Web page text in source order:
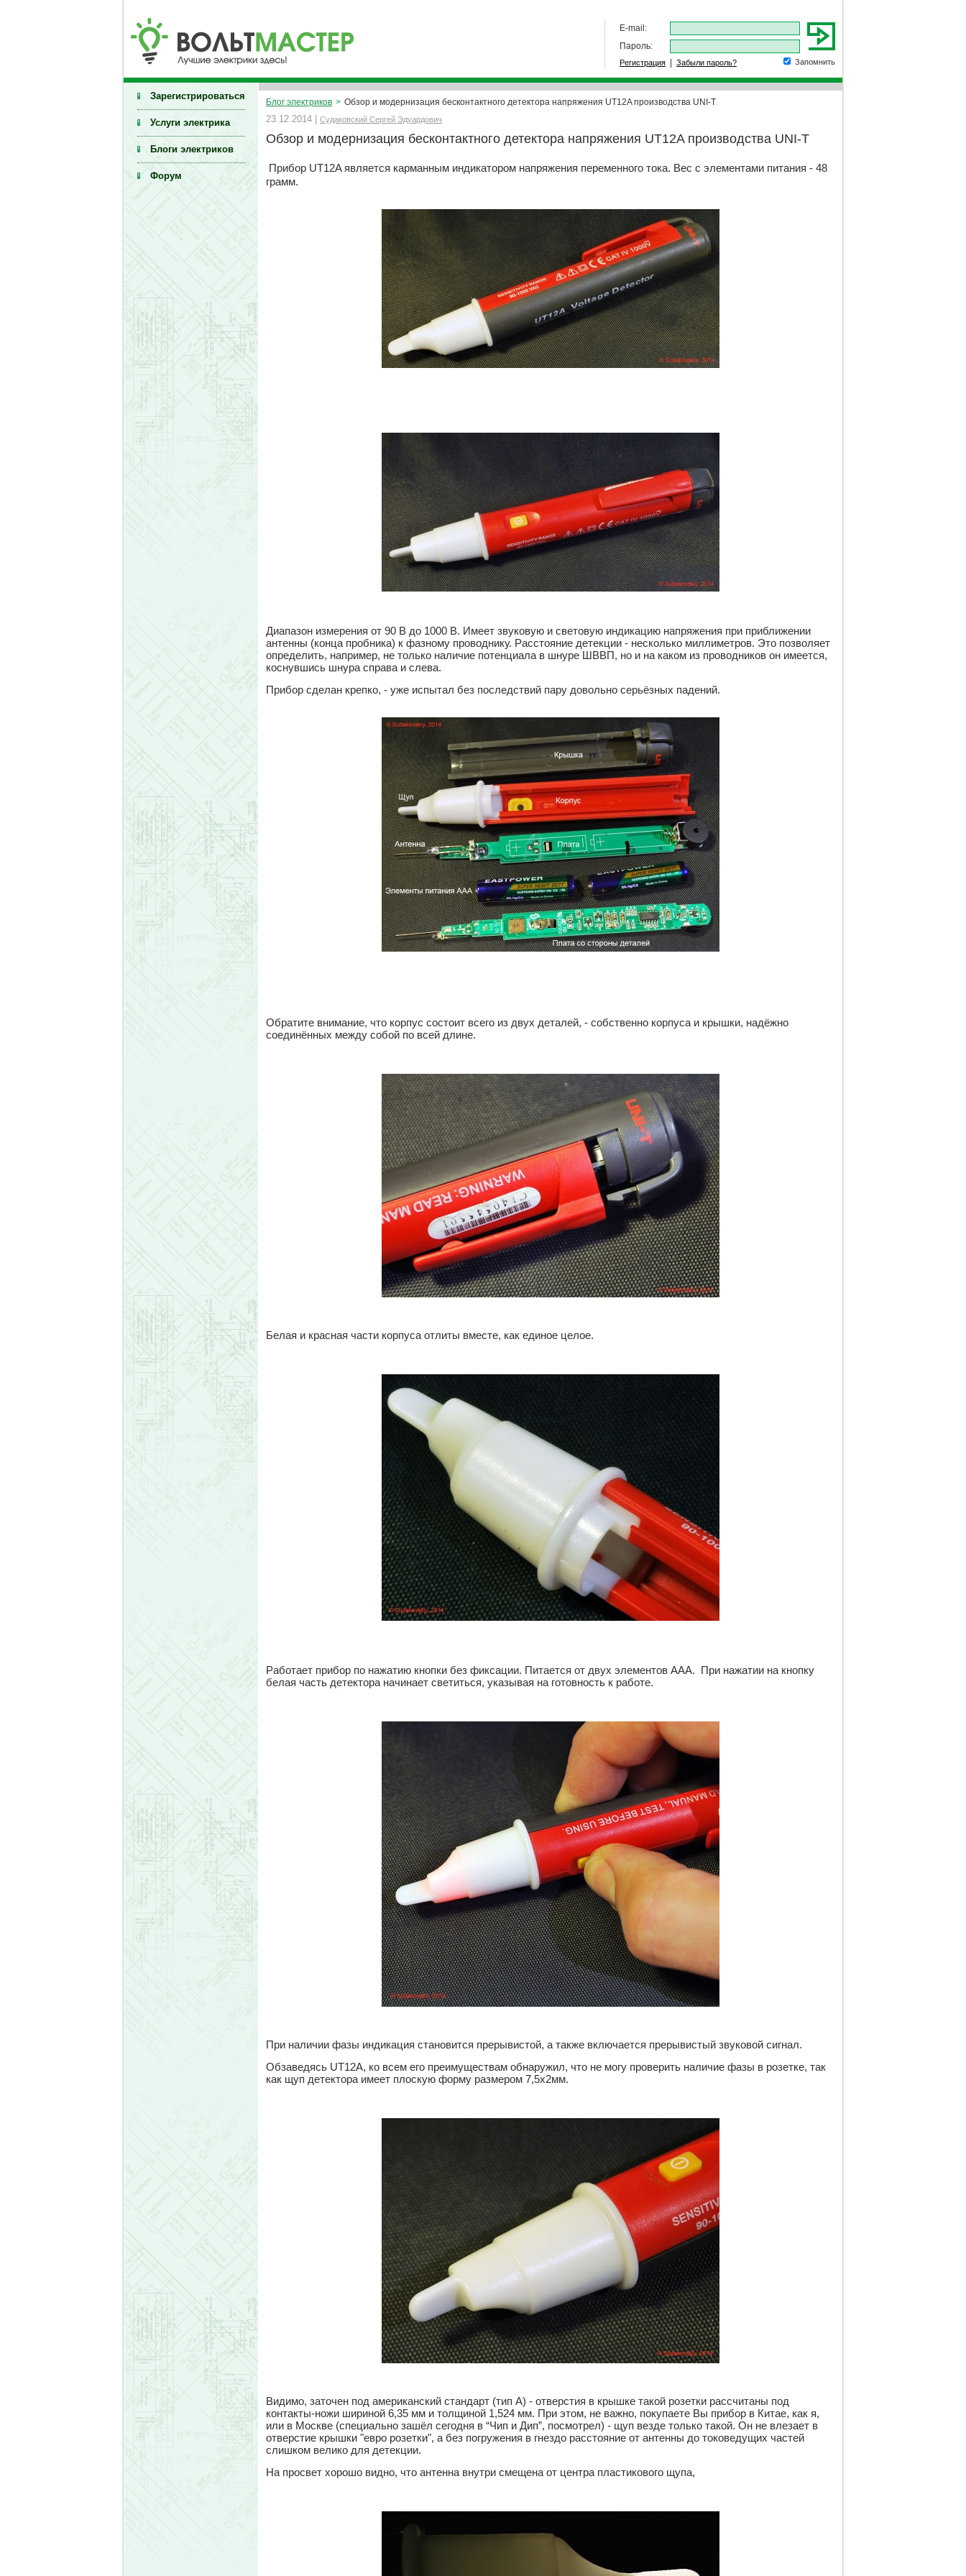
E-mail:
Пароль:
Запомнить
Регистрация Забыли пароль?
Зарегистрироваться
Услуги электрика
Блоги электриков
Форум
Блог электриков > Обзор и модернизация бесконтактного детектора напряжения UT12A производства UNI-T
23.12.2014 | Судаковский Сергей Эдуардович
Обзор и модернизация бесконтактного детектора напряжения UT12A производства UNI-T
Прибор UT12A является карманным индикатором напряжения переменного тока. Вес с элементами питания - 48
грамм.
Диапазон измерения от 90 В до 1000 В. Имеет звуковую и световую индикацию напряжения при приближении
антенны (конца пробника) к фазному проводнику. Расстояние детекции - несколько миллиметров. Это позволяет
определить, например, не только наличие потенциала в шнуре ШВВП, но и на каком из проводников он имеется,
коснувшись шнура справа и слева.
Прибор сделан крепко, - уже испытал без последствий пару довольно серьёзных падений.
Обратите внимание, что корпус состоит всего из двух деталей, - собственно корпуса и крышки, надёжно
соединённых между собой по всей длине.
Белая и красная части корпуса отлиты вместе, как единое целое.
Работает прибор по нажатию кнопки без фиксации. Питается от двух элементов ААА.  При нажатии на кнопку
белая часть детектора начинает светиться, указывая на готовность к работе.
При наличии фазы индикация становится прерывистой, а также включается прерывистый звуковой сигнал.
Обзаведясь UT12A, ко всем его преимуществам обнаружил, что не могу проверить наличие фазы в розетке, так
как щуп детектора имеет плоскую форму размером 7,5х2мм.
Видимо, заточен под американский стандарт (тип A) - отверстия в крышке такой розетки рассчитаны под
контакты-ножи шириной 6,35 мм и толщиной 1,524 мм. При этом, не важно, покупаете Вы прибор в Китае, как я,
или в Москве (специально зашёл сегодня в “Чип и Дип”, посмотрел) - щуп везде только такой. Он не влезает в
отверстие крышки "евро розетки", а без погружения в гнездо расстояние от антенны до токоведущих частей
слишком велико для детекции.
На просвет хорошо видно, что антенна внутри смещена от центра пластикового щупа,